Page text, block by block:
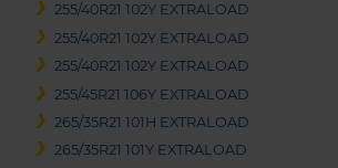
255/40R21 102Y EXTRALOAD
255/40R21 102Y EXTRALOAD
255/40R21 102Y EXTRALOAD
255/45R21 106Y EXTRALOAD
265/35R21 101H EXTRALOAD
265/35R21 101Y EXTRALOAD